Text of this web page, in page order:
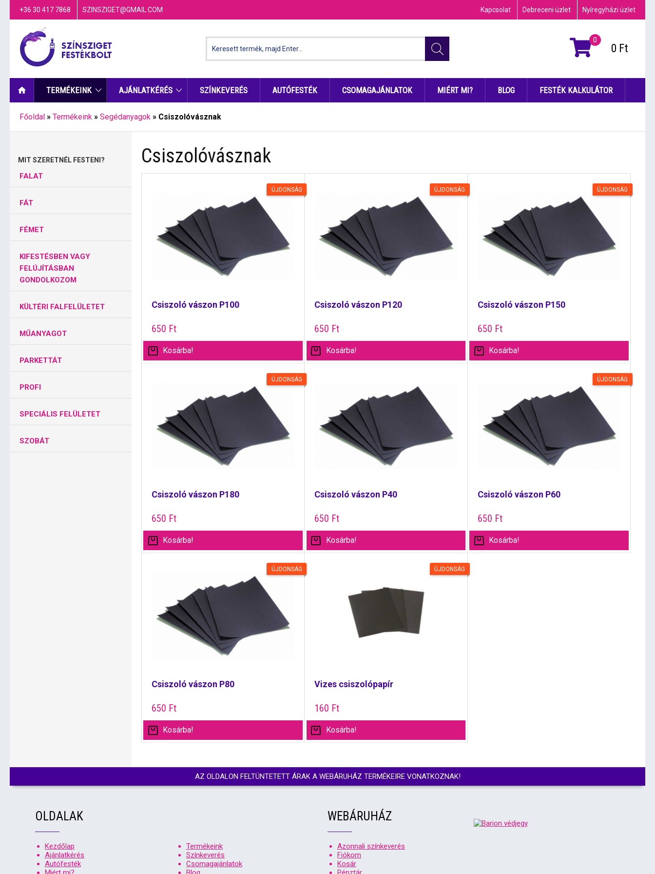
+36 30 417 7868 SZINSZIGET@GMAIL.COM Kapcsolat Debreceni üzlet Nyíregyházi üzlet
0
0 Ft
TERMÉKEINK AJÁNLATKÉRÉS SZÍNKEVERÉS AUTÓFESTÉK CSOMAGAJÁNLATOK MIÉRT MI? BLOG FESTÉK KALKULÁTOR
Főoldal » Termékeink » Segédanyagok » Csiszolóvásznak
MIT SZERETNÉL FESTENI?
FALAT
FÁT
FÉMET
KIFESTÉSBEN VAGY
FELÚJÍTÁSBAN
GONDOLKOZOM
KÜLTÉRI FALFELÜLETET
MŰANYAGOT
PARKETTÁT
PROFI
SPECIÁLIS FELÜLETET
SZOBÁT
Csiszolóvásznak
ÚJDONSÁG
Csiszoló vászon P100
650 Ft
Kosárba!
ÚJDONSÁG
Csiszoló vászon P120
650 Ft
Kosárba!
ÚJDONSÁG
Csiszoló vászon P150
650 Ft
Kosárba!
ÚJDONSÁG
Csiszoló vászon P180
650 Ft
Kosárba!
Csiszoló vászon P40
650 Ft
Kosárba!
ÚJDONSÁG
Csiszoló vászon P60
650 Ft
Kosárba!
ÚJDONSÁG
Csiszoló vászon P80
650 Ft
Kosárba!
ÚJDONSÁG
Vizes csiszolópapír
160 Ft
Kosárba!
AZ OLDALON FELTÜNTETETT ÁRAK A WEBÁRUHÁZ TERMÉKEIRE VONATKOZNAK!
OLDALAK
Kezdőlap
Termékeink
Ajánlatkérés
Színkeverés
Autófesték
Csomagajánlatok
WEBÁRUHÁZ
Azonnali színkeverés
Fiókom
Kosár